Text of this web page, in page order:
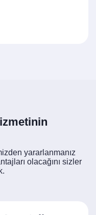
yararlanmanız
olacağını sizler